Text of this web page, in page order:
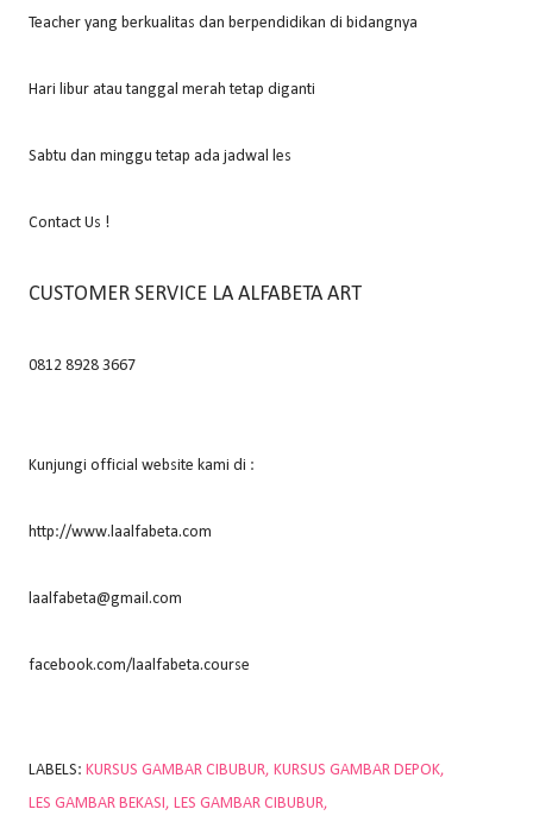
Teacher yang berkualitas dan berpendidikan di bidangnya
Hari libur atau tanggal merah tetap diganti
Sabtu dan minggu tetap ada jadwal les
Contact Us !
CUSTOMER SERVICE LA ALFABETA ART
0812 8928 3667
Kunjungi official website kami di :
http://www.laalfabeta.com
laalfabeta@gmail.com
facebook.com/laalfabeta.course
LABELS: KURSUS GAMBAR CIBUBUR KURSUS GAMBAR DEPOK
LES GAMBAR BEKASI LES GAMBAR CIBUBUR